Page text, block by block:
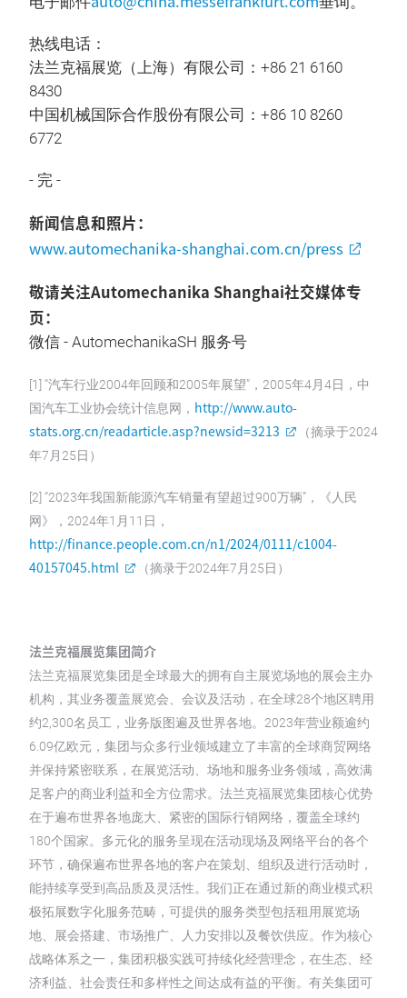
热线电话：
法兰克福展览（上海）有限公司：+86 21 6160
8430
中国机械国际合作股份有限公司：+86 10 8260
6772
- 完 -
新闻信息和照片：
www.automechanika-shanghai.com.cn/press
敬请关注Automechanika Shanghai社交媒体专
页：
微信 - AutomechanikaSH 服务号
[1] “汽车行业2004年回顾和2005年展望”，2005年4月4日，中
国汽车工业协会统计信息网， http://www.auto-
stats.org.cn/readarticle.asp?newsid=3213
（摘录于2024
年7月25日）
[2] “2023年我国新能源汽车销量有望超过900万辆”，《人民
网》，2024年1月11日，
http://finance.people.com.cn/n1/2024/0111/c1004-
40157045.html
（摘录于2024年7月25日）
法兰克福展览集团简介
法兰克福展览集团是全球最大的拥有自主展览场地的展会主办
机构，其业务覆盖展览会、会议及活动，在全球28个地区聘用
约2,300名员工，业务版图遍及世界各地。2023年营业额逾约
6.09亿欧元，集团与众多行业领域建立了丰富的全球商贸网络
并保持紧密联系，在展览活动、场地和服务业务领域，高效满
足客户的商业利益和全方位需求。法兰克福展览集团核心优势
在于遍布世界各地庞大、紧密的国际行销网络，覆盖全球约
180个国家。多元化的服务呈现在活动现场及网络平台的各个
环节，确保遍布世界各地的客户在策划、组织及进行活动时，
能持续享受到高品质及灵活性。我们正在通过新的商业模式积
极拓展数字化服务范畴，可提供的服务类型包括租用展览场
地、展会搭建、市场推广、人力安排以及餐饮供应。作为核心
战略体系之一，集团积极实践可持续化经营理念，在生态、经
济利益、社会责任和多样性之间达成有益的平衡。有关集团可